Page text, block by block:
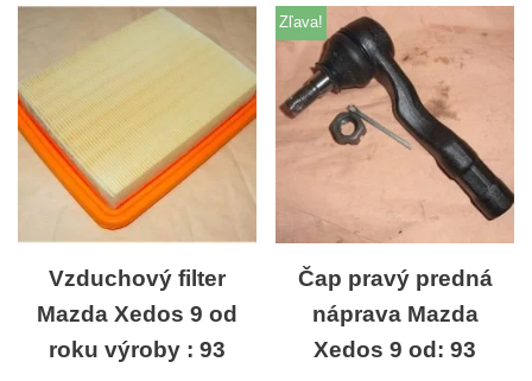
Vzduchový filter
Mazda Xedos 9 od
roku výroby : 93
Zľava!
Čap pravý predná
náprava Mazda
Xedos 9 od: 93